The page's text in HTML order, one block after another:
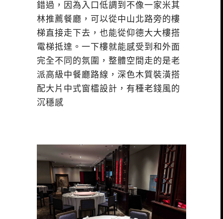
錯過，因為入口低調到不像一家米其
林推薦餐廳，可以從中山北路旁的樓
梯直接走下去，也能從仰德大大樓搭
電梯抵達。一下樓就能感受到和外面
完全不同的氛圍，整體空間走的是老
派高級中餐廳路線，深色木質裝潢搭
配大片中式窗櫺設計，有種老錢風的
沉穩感